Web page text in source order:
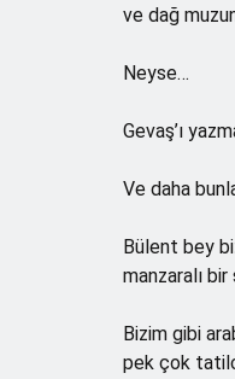
ve dağ
Neyse…
Gevaş’ı
Ve daha
Bülent bey
manzaralı
Bizim gibi
pek çok